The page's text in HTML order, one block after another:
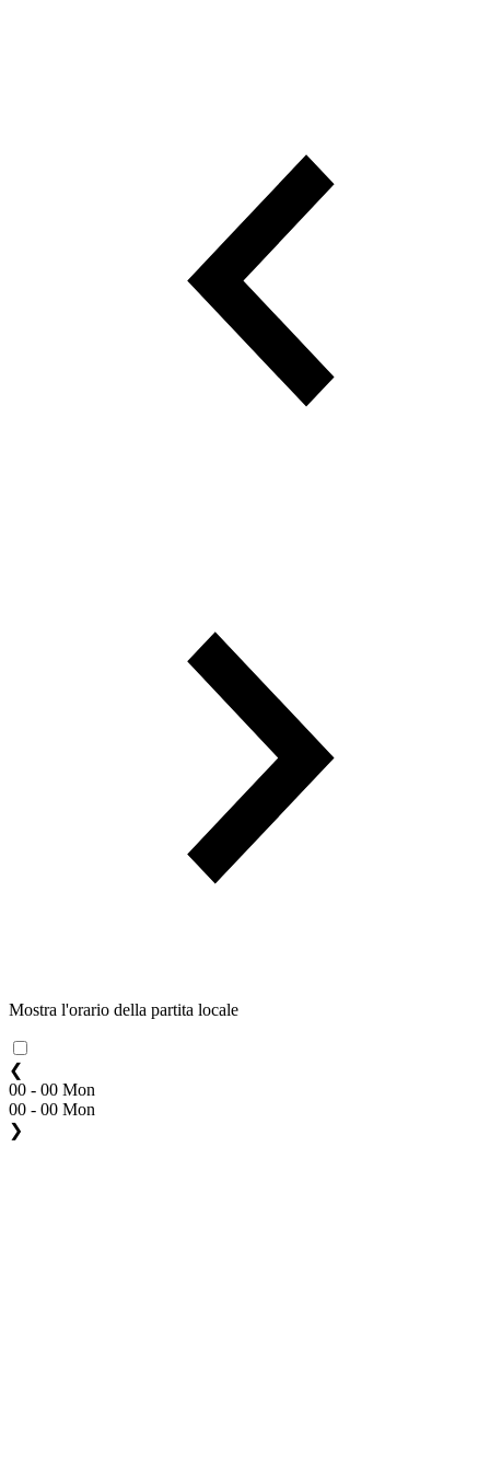
Mostra l'orario della partita locale
❮
00 - 00 Mon
00 - 00 Mon
❯